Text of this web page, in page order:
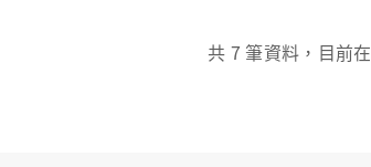
共7 筆資料，目前在